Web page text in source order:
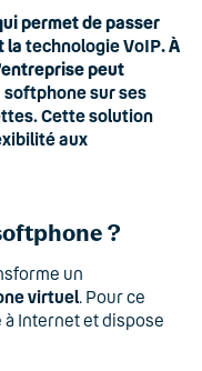
permet de passer
la technologie VoIP. À
peut
softphonesur ses
Cettesolution
aux
?
un
virtuel. Pour ce
Internet et dispose